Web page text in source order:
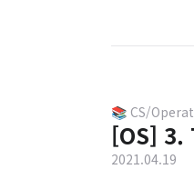
📚 CS/
[OS] 3.
2021.04.19